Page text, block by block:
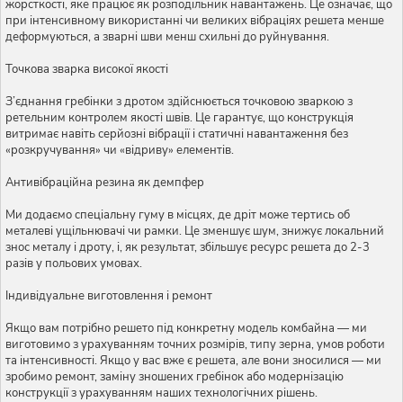
жорсткості, яке працює як розподільник навантажень. Це означає, що
при інтенсивному використанні чи великих вібраціях решета менше
деформуються, а зварні шви менш схильні до руйнування.
Точкова зварка високої якості
З’єднання гребінки з дротом здійснюється точковою зваркою з
ретельним контролем якості швів. Це гарантує, що конструкція
витримає навіть серйозні вібрації і статичні навантаження без
«розкручування» чи «відриву» елементів.
Антивібраційна резина як демпфер
Ми додаємо спеціальну гуму в місцях, де дріт може тертись об
металеві ущільнювачі чи рамки. Це зменшує шум, знижує локальний
знос металу і дроту, і, як результат, збільшує ресурс решета до 2-3
разів у польових умовах.
Індивідуальне виготовлення і ремонт
Якщо вам потрібно решето під конкретну модель комбайна — ми
виготовимо з урахуванням точних розмірів, типу зерна, умов роботи
та інтенсивності. Якщо у вас вже є решета, але вони зносилися — ми
зробимо ремонт, заміну зношених гребінок або модернізацію
конструкції з урахуванням наших технологічних рішень.